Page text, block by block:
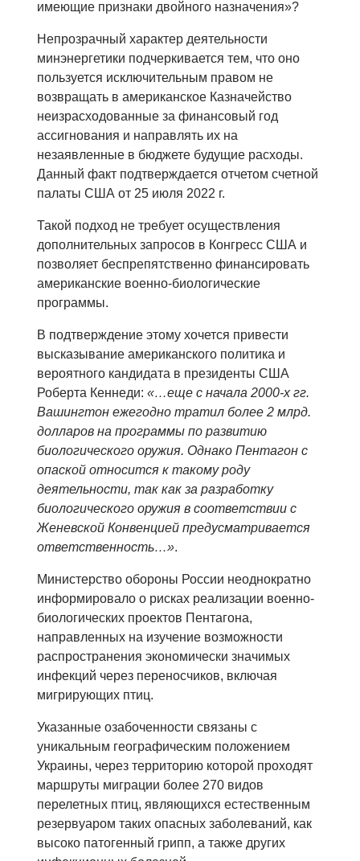
имеющие признаки двойного назначения»?
Непрозрачный характер деятельности
минэнергетики подчеркивается тем, что оно
пользуется исключительным правом не
возвращать в американское Казначейство
неизрасходованные за финансовый год
ассигнования и направлять их на
незаявленные в бюджете будущие расходы.
Данный факт подтверждается отчетом счетной
палаты США от 25 июля 2022 г.
Такой подход не требует осуществления
дополнительных запросов в Конгресс США и
позволяет беспрепятственно финансировать
американские военно-биологические
программы.
В подтверждение этому хочется привести
высказывание американского политика и
вероятного кандидата в президенты США
Роберта Кеннеди: «…еще с начала 2000-х гг.
Вашингтон ежегодно тратил более 2 млрд.
долларов на программы по развитию
биологического оружия. Однако Пентагон с
опаской относится к такому роду
деятельности, так как за разработку
биологического оружия в соответствии с
Женевской Конвенцией предусматривается
ответственность…».
Министерство обороны России неоднократно
информировало о рисках реализации военно-
биологических проектов Пентагона,
направленных на изучение возможности
распространения экономически значимых
инфекций через переносчиков, включая
мигрирующих птиц.
Указанные озабоченности связаны с
уникальным географическим положением
Украины, через территорию которой проходят
маршруты миграции более 270 видов
перелетных птиц, являющихся естественным
резервуаром таких опасных заболеваний, как
высоко патогенный грипп, а также других